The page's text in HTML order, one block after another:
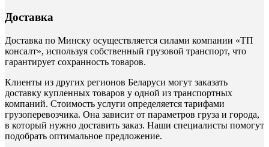
Доставка
Доставка по Минску осуществляется силами компании «ТП
консалт», используя собственный грузовой транспорт, что
гарантирует сохранность товаров.
Клиенты из других регионов Беларуси могут заказать
доставку купленных товаров у одной из транспортных
компаний. Стоимость услуги определяется тарифами
грузоперевозчика. Она зависит от параметров груза и города,
в который нужно доставить заказ. Наши специалисты помогут
подобрать оптимальное предложение.